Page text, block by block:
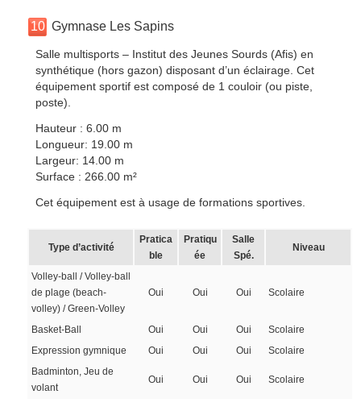
10 Gymnase Les Sapins
Salle multisports – Institut des Jeunes Sourds (Afis) en
synthétique (hors gazon) disposant d’un éclairage. Cet
équipement sportif est composé de 1 couloir (ou piste,
poste).
Hauteur : 6.00 m
Longueur: 19.00 m
Largeur: 14.00 m
Surface : 266.00 m²
Cet équipement est à usage de formations sportives.
Type d’activité
Pratica
ble
Pratiqu
ée
Salle
Spé.
Niveau
Volley-ball / Volley-ball
de plage (beach-
volley) / Green-Volley
Oui Oui Oui Scolaire
Basket-Ball Oui Oui Oui
Scolaire
Expression gymnique
Oui Oui Oui
Scolaire
Badminton, Jeu de
volant
Oui Oui Oui Scolaire